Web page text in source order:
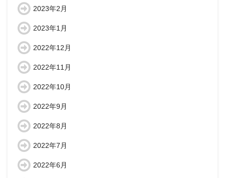
2023年2月
2023年1月
2022年12月
2022年11月
2022年10月
2022年9月
2022年8月
2022年7月
2022年6月